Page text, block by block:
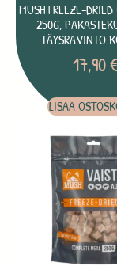
MUSH FREEZE-
250G,
TÄYSRAVINTO
17,90
LISÄÄ